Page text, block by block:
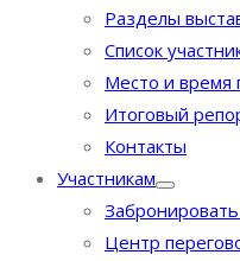
Разделы
Список
Место и время
Итоговый
Контакты
Участникам
Центр